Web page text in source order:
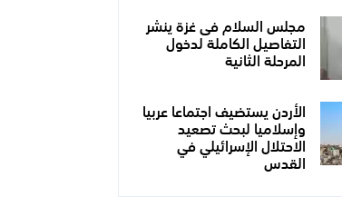
مجلس السلام فى غزة ينشر
التفاصيل الكاملة لدخول
المرحلة الثانية
الأردن يستضيف اجتماعا عربيا
وإسلاميا لبحث تصعيد
الاحتلال الإسرائيلي في
القدس